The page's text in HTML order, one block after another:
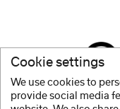
Cookie settings
We use cookies to
provide social media